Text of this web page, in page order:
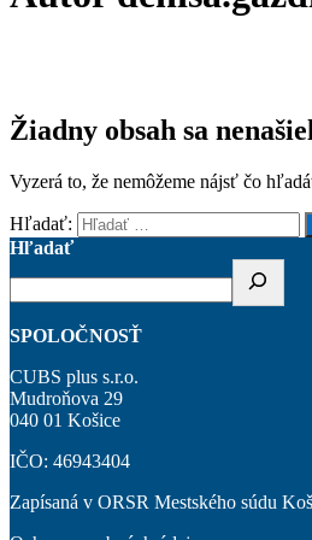
Žiadny obsah sa
Vyzerá to, že nemôžeme nájsť čo
Hľadať:
Hľadať
SPOLOČNOSŤ
CUBS plus s.r.o.
Mudroňova 29
040 01 Košice
IČO: 46943404
Zapísaná v ORSR Mestského súdu